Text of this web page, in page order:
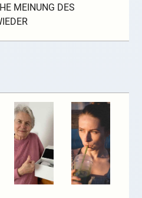
MEINUNG DES